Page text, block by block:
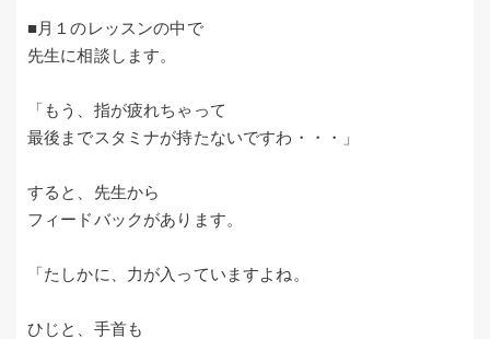
■月１のレッスンの中で
先生に相談します。
「もう、指が疲れちゃって
最後までスタミナが持たないですわ・・・」
すると、先生から
フィードバックがあります。
「たしかに、力が入っていますよね。
ひじと、手首も